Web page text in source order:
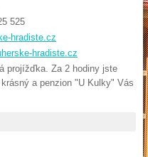
525
hradiste.cz
hradiste.cz
projížďka. Za 2 hodiny jste
a penzion "U Kulky" Vás